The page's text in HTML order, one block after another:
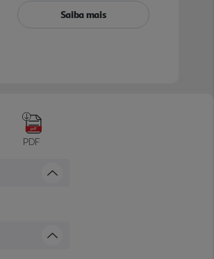
Saiba mais
PDF